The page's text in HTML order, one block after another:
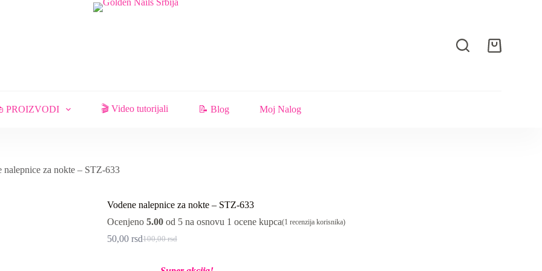
Shopping
PROIZVODI 🎬 Video tutorijali 📝 Blog Moj Nalog
nalepnice za nokte – STZ-633
Vodene nalepnice za nokte – STZ-633
Ocenjeno 5.00od 5 na osnovu 1 ocene kupca(1 recenzija korisnika)
100,00rsd
Originalna
50,00 rsdTrenutna